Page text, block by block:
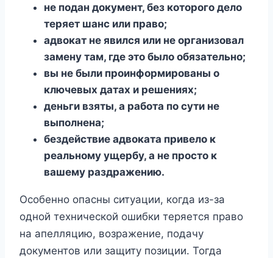
не подан документ, без которого дело
теряет шанс или право;
адвокат не явился или не организовал
замену там, где это было обязательно;
вы не были проинформированы о
ключевых датах и решениях;
деньги взяты, а работа по сути не
выполнена;
бездействие адвоката привело к
реальному ущербу, а не просто к
вашему раздражению.
Особенно опасны ситуации, когда из-за
одной технической ошибки теряется право
на апелляцию, возражение, подачу
документов или защиту позиции. Тогда